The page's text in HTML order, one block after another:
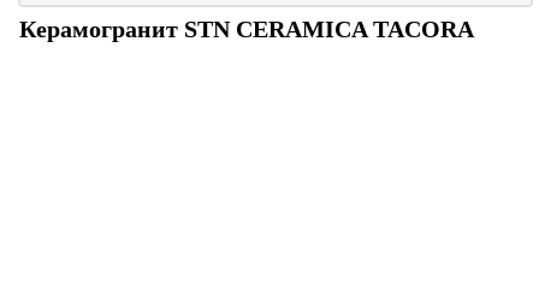
Керамогранит STN CERAMICA TACORA